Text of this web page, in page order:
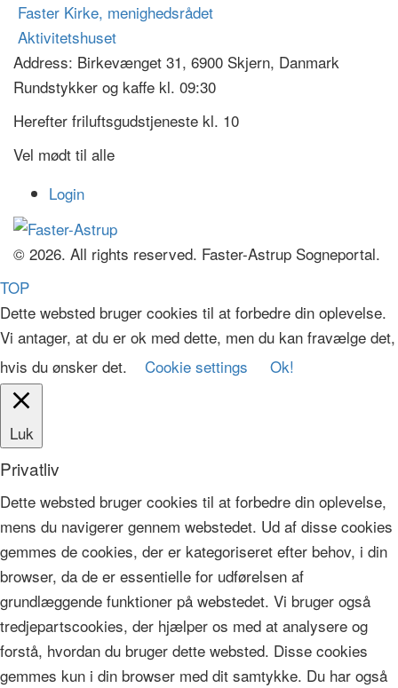
Faster Kirke, menighedsrådet
Aktivitetshuset
Address: Birkevænget 31, 6900 Skjern, Danmark
Rundstykker og kaffe kl. 09:30
Herefter friluftsgudstjeneste kl. 10
Vel mødt til alle
Login
© 2026. All rights reserved. Faster-Astrup Sogneportal.
TOP
Dette websted bruger cookies til at forbedre din oplevelse.
Vi antager, at du er ok med dette, men du kan fravælge det,
hvis du ønsker det.
Cookie settings Ok!
Luk
Privatliv
Dette websted bruger cookies til at forbedre din oplevelse,
mens du navigerer gennem webstedet. Ud af disse cookies
gemmes de cookies, der er kategoriseret efter behov, i din
browser, da de er essentielle for udførelsen af ​​
grundlæggende funktioner på webstedet. Vi bruger også
tredjepartscookies, der hjælper os med at analysere og
forstå, hvordan du bruger dette websted. Disse cookies
gemmes kun i din browser med dit samtykke. Du har også